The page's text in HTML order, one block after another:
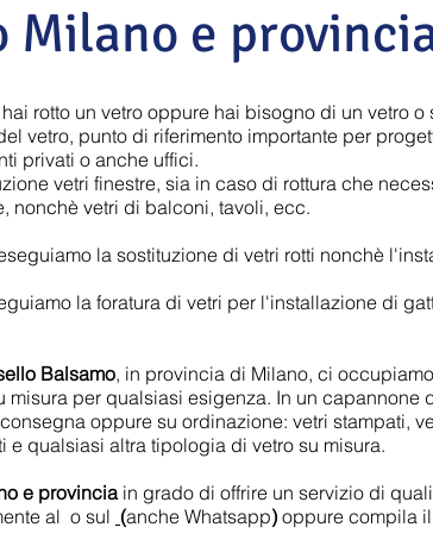
Milano e
rotto un vetro oppure hai bisogno di un vetro
vetro, punto di riferimento importante per
privati o anche uffici.
vetri finestre, sia in caso di rottura che
nonchè vetri di balconi, tavoli, ecc.
la sostituzione di vetri rotti nonchè
la foratura di vetri per l'installazione di
Balsamo, in provincia di Milano, ci
per qualsiasi esigenza. In un capannone
oppure su ordinazione: vetri stampati,
e qualsiasi altra tipologia di vetro su misura.
e provincia in grado di offrire un servizio di
al o sul (anche Whatsapp) oppure compila